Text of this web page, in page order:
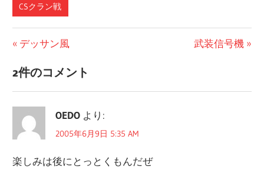
CSクラン戦
投
稿
ナ
ビ
ゲ
ー
前
記
事:
デッサン風
次
事:
武装信号機
2件のコメント
OEDO より:
2005年6月9日 5:35 AM
楽しみは後にとっとくもんだぜ